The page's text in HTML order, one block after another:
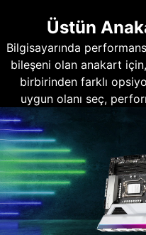
Üstün
Bilgisayarında
bileşeni olan anakart
birbirinden farklı
uygun olanı seç,